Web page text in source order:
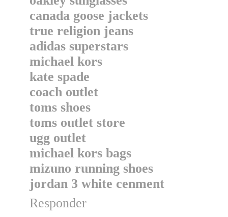
canada goose jackets
true religion jeans
adidas superstars
michael kors
kate spade
coach outlet
toms shoes
toms outlet store
ugg outlet
michael kors bags
mizuno running shoes
jordan 3 white cenment
Responder